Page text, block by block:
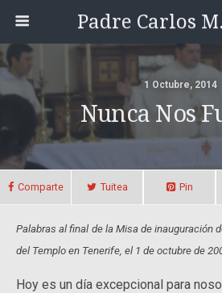
Padre Carlos
1 Octubre, 2014
Nunca Nos
Comparte Tuitea Pin
Palabras al final de la Misa de inauguración
del Templo en Tenerife, el 1 de octubre de
Hoy es un día excepcional para